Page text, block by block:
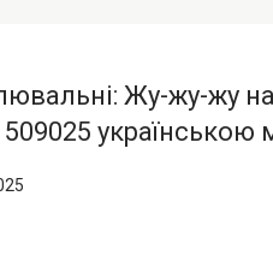
Жу-жу-жу на
509025